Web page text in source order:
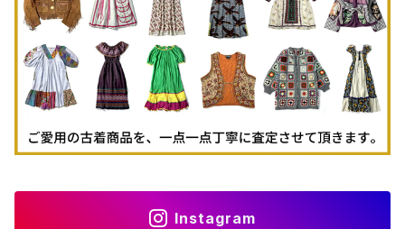
古着パーカー
古着タンクトップ
Instagram